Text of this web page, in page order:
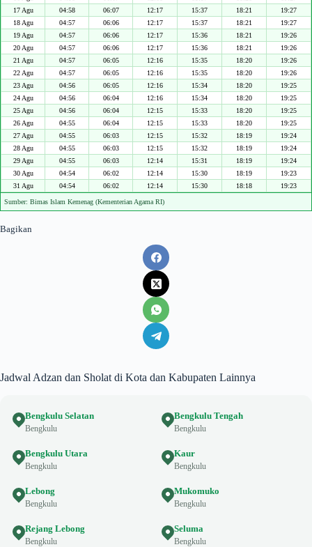
17 Agu
04:58 06:07 12:17 15:37 18:21
19:27
18 Agu
04:57 06:06 12:17 15:37 18:21
19:27
19 Agu
04:57 06:06 12:17 15:36 18:21
19:26
20 Agu
04:57 06:06 12:17 15:36 18:21
19:26
21 Agu
04:57 06:05 12:16 15:35 18:20
19:26
22 Agu
04:57 06:05 12:16 15:35 18:20
19:26
23 Agu
04:56 06:05 12:16 15:34 18:20
19:25
24 Agu
04:56 06:04 12:16 15:34 18:20
19:25
25 Agu
04:56 06:04 12:15 15:33 18:20
19:25
26 Agu
04:55 06:04 12:15 15:33 18:20
19:25
27 Agu
04:55 06:03 12:15 15:32 18:19
19:24
28 Agu
04:55 06:03 12:15 15:32 18:19
19:24
29 Agu
04:55 06:03 12:14 15:31 18:19
19:24
30 Agu
04:54 06:02 12:14 15:30 18:19
19:23
31 Agu
04:54 06:02 12:14 15:30 18:18 19:23
Sumber: Bimas Islam Kemenag (Kementerian Agama RI)
Bagikan
Jadwal Adzan dan Sholat di Kota dan Kabupaten Lainnya
Bengkulu Selatan
Bengkulu
Bengkulu Tengah
Bengkulu
Bengkulu Utara
Bengkulu
Kaur
Bengkulu
Lebong
Bengkulu
Mukomuko
Bengkulu
Rejang Lebong
Bengkulu
Seluma
Bengkulu